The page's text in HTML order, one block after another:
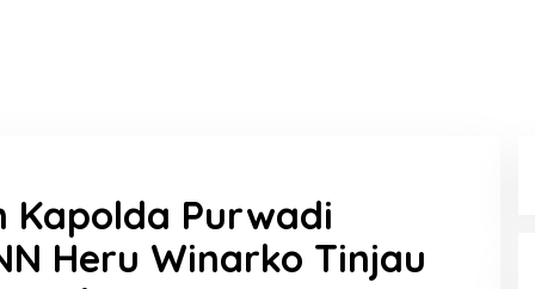
Kapolda Purwadi
Heru Winarko Tinjau